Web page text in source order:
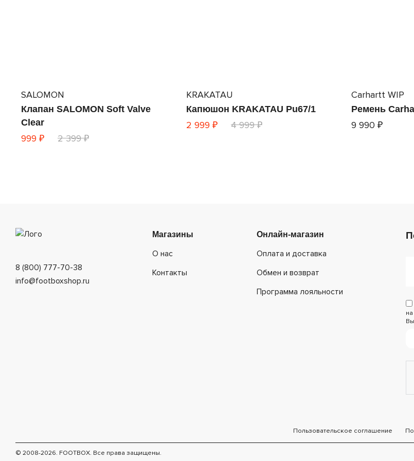
SALOMON
Клапан SALOMON Soft Valve
Clear
999 ₽ 2 399 ₽
KRAKATAU
Капюшон KRAKATAU Pu67/1
2 999 ₽ 4 999 ₽
Carhartt WIP
Ремень
9 990 ₽
8 (800) 777-70-38
info@footboxshop.ru
Магазины
О нас
Контакты
Онлайн-магазин
Оплата и доставка
Обмен и возврат
Программа лояльности
Пользовательское соглашение
© 2008-2026. FOOTBOX. Все права защищены.